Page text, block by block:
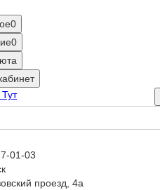
0
0
01-03
проезд, 4а